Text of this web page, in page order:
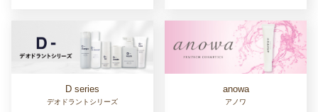
D series
デオドラントシリーズ
anowa
アノワ